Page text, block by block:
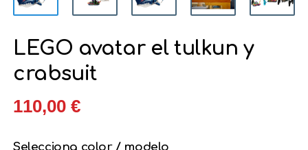
LEGO avatar el tulkun y
crabsuit
110,00 €
Selecciona color / modelo